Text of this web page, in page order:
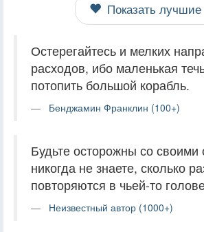
Показать лучшие
Остерегайтесь и мелких
расходов, ибо маленькая
потопить большой корабль.
Бенджамин Франклин (100+)
Будьте осторожны со
никогда не знаете, сколько
повторяются в чьей-то
Неизвестный автор (1000+)